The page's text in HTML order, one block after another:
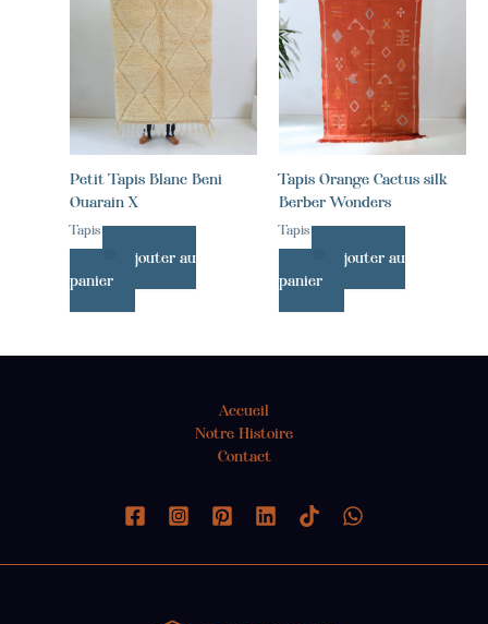
Petit Tapis Blanc Beni
Ouarain X
Tapis
Ajouter au
panier
Tapis Orange Cactus silk
Berber Wonders
Tapis
Ajouter au
panier
Accueil
Notre Histoire
Contact